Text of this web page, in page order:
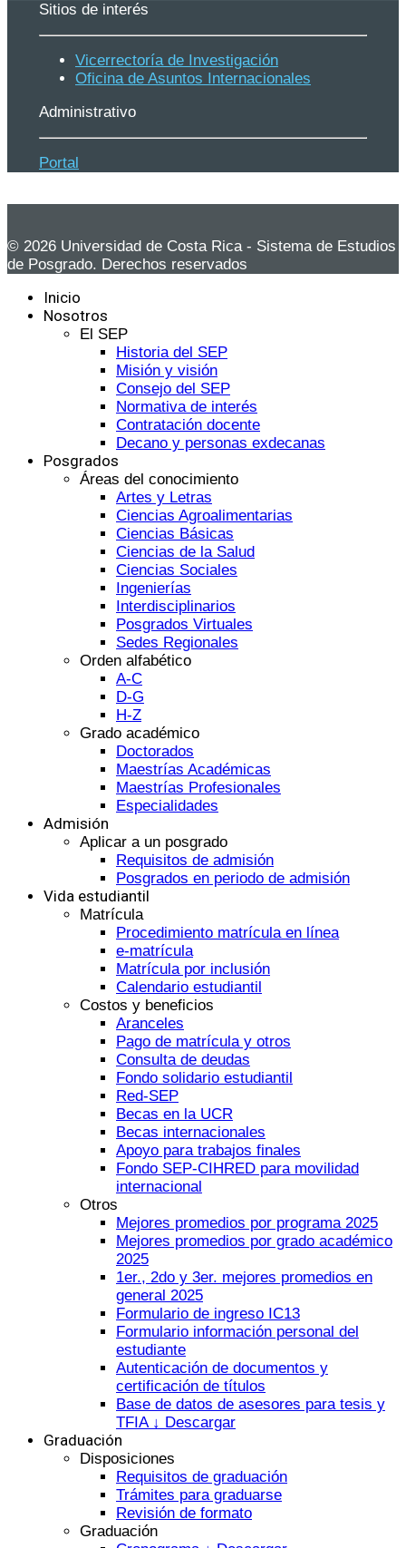
Sitios de interés
Vicerrectoría de Investigación
Oficina de Asuntos Internacionales
Administrativo
Portal
© 2026 Universidad de Costa Rica - Sistema de Estudios
de Posgrado. Derechos reservados
Inicio
Nosotros
El SEP
Historia del SEP
Misión y visión
Consejo del SEP
Normativa de interés
Contratación docente
Decano y personas exdecanas
Posgrados
Áreas del conocimiento
Artes y Letras
Ciencias Agroalimentarias
Ciencias Básicas
Ciencias de la Salud
Ciencias Sociales
Ingenierías
Interdisciplinarios
Posgrados Virtuales
Sedes Regionales
Orden alfabético
A-C
D-G
H-Z
Grado académico
Doctorados
Maestrías Académicas
Maestrías Profesionales
Especialidades
Admisión
Aplicar a un posgrado
Requisitos de admisión
Posgrados en periodo de admisión
Vida estudiantil
Matrícula
Procedimiento matrícula en línea
e-matrícula
Matrícula por inclusión
Calendario estudiantil
Costos y beneficios
Aranceles
Pago de matrícula y otros
Consulta de deudas
Fondo solidario estudiantil
Red-SEP
Becas en la UCR
Becas internacionales
Apoyo para trabajos finales
Fondo SEP-CIHRED para movilidad
internacional
Otros
Mejores promedios por programa 2025
Mejores promedios por grado académico
2025
1er., 2do y 3er. mejores promedios en
general 2025
Formulario de ingreso IC13
Formulario información personal del
estudiante
Autenticación de documentos y
certificación de títulos
Base de datos de asesores para tesis y
TFIA ↓ Descargar
Graduación
Disposiciones
Requisitos de graduación
Trámites para graduarse
Revisión de formato
Graduación